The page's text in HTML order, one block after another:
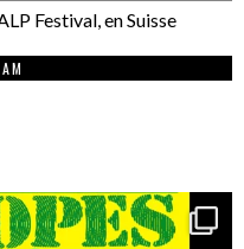
Festival, en Suisse